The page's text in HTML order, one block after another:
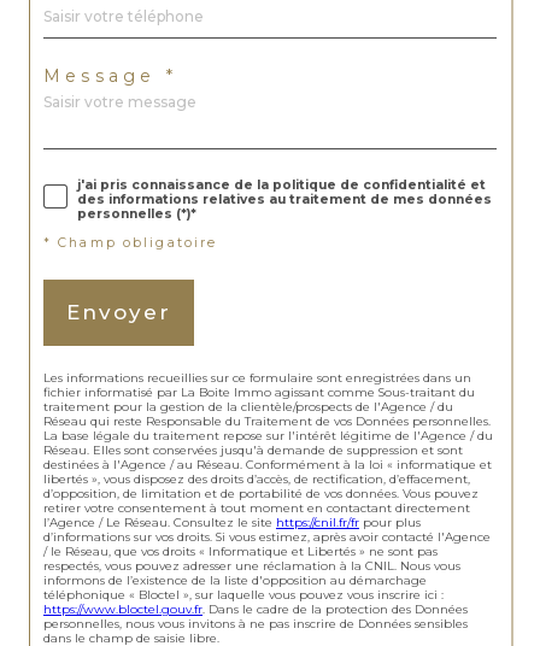
Message *
j'ai pris connaissance de la politique de confidentialité et
des informations relatives au traitement de mes données
personnelles (*)*
* Champ obligatoire
Envoyer
Les informations recueillies sur ce formulaire sont enregistrées dans un
fichier informatisé par La Boite Immo agissant comme Sous-traitant du
traitement pour la gestion de la clientèle/prospects de l'Agence / du
Réseau qui reste Responsable du Traitement de vos Données personnelles.
La base légale du traitement repose sur l'intérêt légitime de l'Agence / du
Réseau. Elles sont conservées jusqu'à demande de suppression et sont
destinées à l'Agence / au Réseau. Conformément à la loi « informatique et
libertés », vous disposez des droits d’accès, de rectification, d’effacement,
d’opposition, de limitation et de portabilité de vos données. Vous pouvez
retirer votre consentement à tout moment en contactant directement
l’Agence / Le Réseau. Consultez le site https://cnil.fr/fr pour plus
d’informations sur vos droits. Si vous estimez, après avoir contacté l'Agence
/ le Réseau, que vos droits « Informatique et Libertés » ne sont pas
respectés, vous pouvez adresser une réclamation à la CNIL. Nous vous
informons de l’existence de la liste d'opposition au démarchage
téléphonique « Bloctel », sur laquelle vous pouvez vous inscrire ici :
https://www.bloctel.gouv.fr . Dans le cadre de la protection des Données
personnelles, nous vous invitons à ne pas inscrire de Données sensibles
dans le champ de saisie libre.